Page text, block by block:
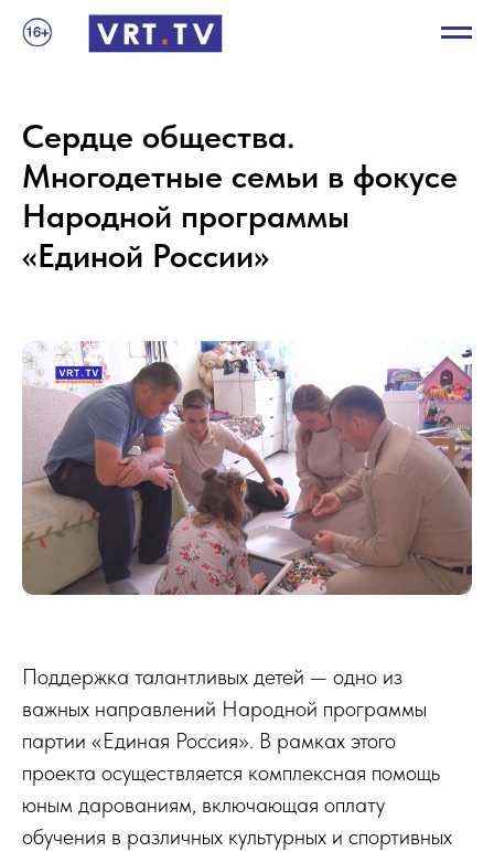
Сердце общества.
Многодетные семьи в фокусе
Народной программы
«Единой России»
Поддержка талантливых детей — одно из
важных направлений Народной программы
партии «Единая Россия». В рамках этого
проекта осуществляется комплексная помощь
юным дарованиям, включающая оплату
обучения в различных культурных и спортивных